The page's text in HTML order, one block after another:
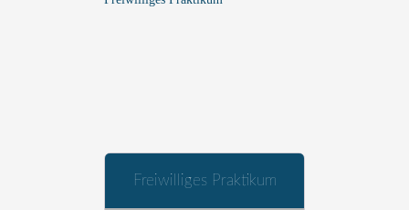
Freiwilliges Praktikum